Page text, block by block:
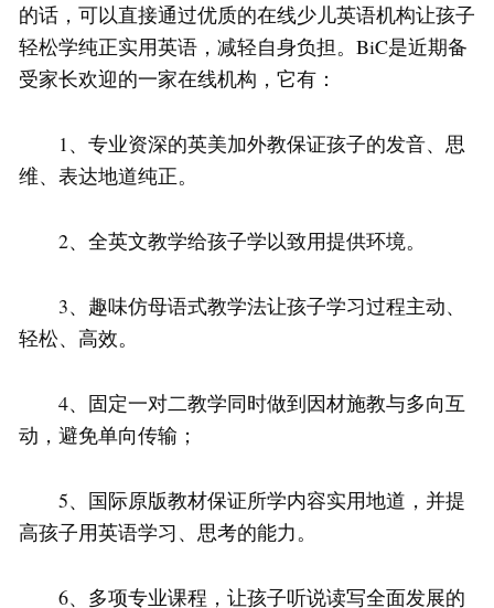
的话，可以直接通过优质的在线少儿英语机构让孩子
轻松学纯正实用英语，减轻自身负担。BiC是近期备
受家长欢迎的一家在线机构，它有：
1、专业资深的英美加外教保证孩子的发音、思
维、表达地道纯正。
2、全英文教学给孩子学以致用提供环境。
3、趣味仿母语式教学法让孩子学习过程主动、
轻松、高效。
4、固定一对二教学同时做到因材施教与多向互
动，避免单向传输；
5、国际原版教材保证所学内容实用地道，并提
高孩子用英语学习、思考的能力。
6、多项专业课程，让孩子听说读写全面发展的